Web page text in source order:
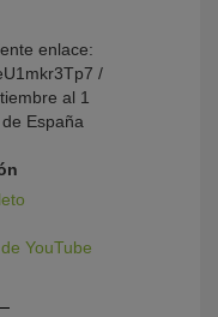
enlace:
/
al 1
España
YouTube